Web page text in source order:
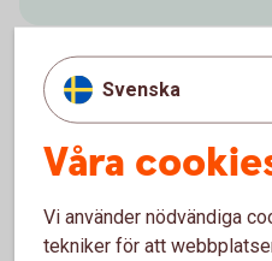
Digital Support
08.00-18.00 (stängt
Svenska
Våra
Vi använder nödvändiga
tekniker för att